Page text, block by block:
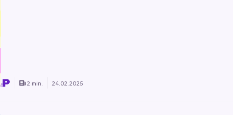
2 min. 24.02.2025